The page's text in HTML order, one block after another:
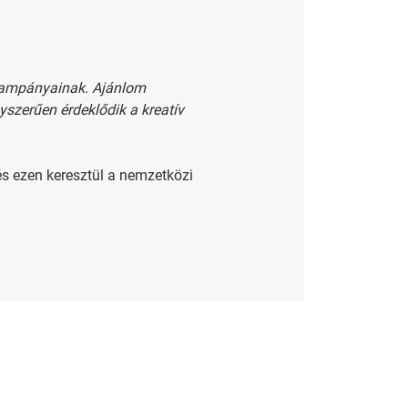
Ajánlom
érdeklődik a kreatív
ezen keresztül a nemzetközi